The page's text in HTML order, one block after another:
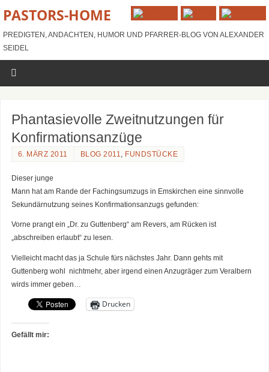
PASTORS-HOME
PREDIGTEN, ANDACHTEN, HUMOR UND PFARRER-BLOG VON ALEXANDER
SEIDEL
Phantasievolle Zweitnutzungen für
Konfirmationsanzüge
6. MÄRZ 2011 BLOG 2011 FUNDSTÜCKE
Dieser junge
Mann hat am Rande der Fachingsumzugs in Emskirchen eine sinnvolle
Sekundärnutzung seines Konfirmationsanzugs gefunden:
Vorne prangt ein „Dr. zu Guttenberg“ am Revers, am Rücken ist
„abschreiben erlaubt“ zu lesen.
Vielleicht macht das ja Schule fürs nächstes Jahr. Dann gehts mit
Guttenberg wohl nichtmehr, aber irgend einen Anzugräger zum Veralbern
wirds immer geben…
Drucken
Gefällt mir: